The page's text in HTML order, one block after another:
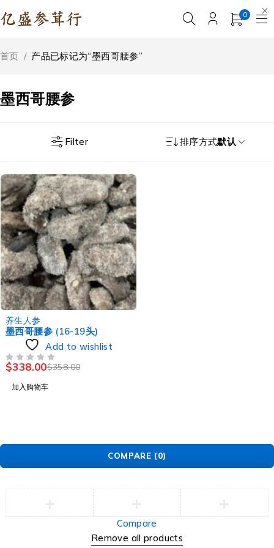
0
墨西哥腰参
首页 / 产品已标记为“墨西哥腰参”
Filter 排序方式默认
-6%
养生人参
墨西哥腰参 (16-19头)
Add to wishlist
$358.00
$338.00
加入购物车
COMPARE (0)
Compare
Remove all products